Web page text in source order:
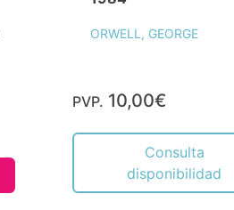
ORWELL, GEORGE
PVP. 10,00€
Consulta
disponibilidad